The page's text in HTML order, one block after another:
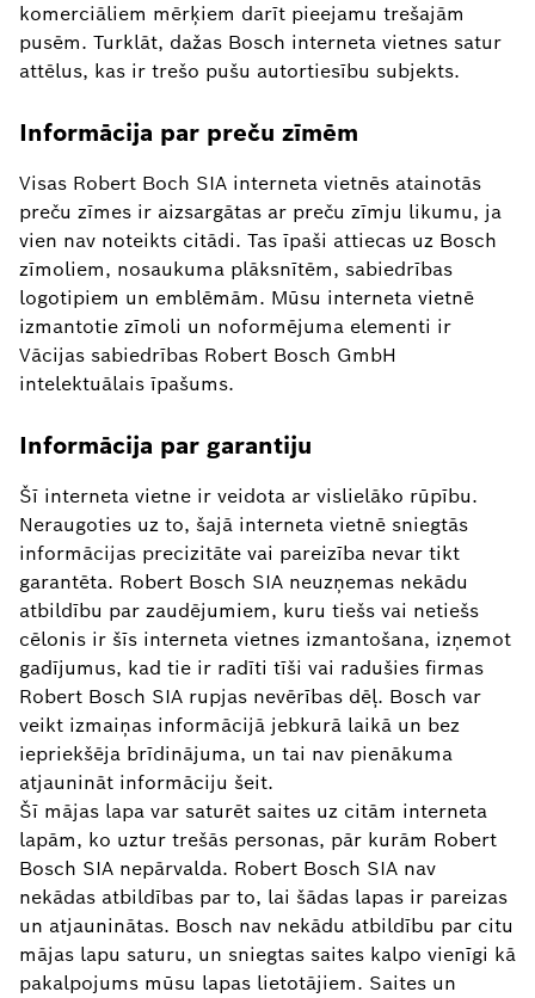
komerciāliem mērķiem darīt pieejamu trešajām
pusēm. Turklāt, dažas Bosch interneta vietnes satur
attēlus, kas ir trešo pušu autortiesību subjekts.
Informācija par preču zīmēm
Visas Robert Boch SIA interneta vietnēs atainotās
preču zīmes ir aizsargātas ar preču zīmju likumu, ja
vien nav noteikts citādi. Tas īpaši attiecas uz Bosch
zīmoliem, nosaukuma plāksnītēm, sabiedrības
logotipiem un emblēmām. Mūsu interneta vietnē
izmantotie zīmoli un noformējuma elementi ir
Vācijas sabiedrības Robert Bosch GmbH
intelektuālais īpašums.
Informācija par garantiju
Šī interneta vietne ir veidota ar vislielāko rūpību.
Neraugoties uz to, šajā interneta vietnē sniegtās
informācijas precizitāte vai pareizība nevar tikt
garantēta. Robert Bosch SIA neuzņemas nekādu
atbildību par zaudējumiem, kuru tiešs vai netiešs
cēlonis ir šīs interneta vietnes izmantošana, izņemot
gadījumus, kad tie ir radīti tīši vai radušies firmas
Robert Bosch SIA rupjas nevērības dēļ. Bosch var
veikt izmaiņas informācijā jebkurā laikā un bez
iepriekšēja brīdinājuma, un tai nav pienākuma
atjaunināt informāciju šeit.
Šī mājas lapa var saturēt saites uz citām interneta
lapām, ko uztur trešās personas, pār kurām Robert
Bosch SIA nepārvalda. Robert Bosch SIA nav
nekādas atbildības par to, lai šādas lapas ir pareizas
un atjauninātas. Bosch nav nekādu atbildību par citu
mājas lapu saturu, un sniegtas saites kalpo vienīgi kā
pakalpojums mūsu lapas lietotājiem. Saites un